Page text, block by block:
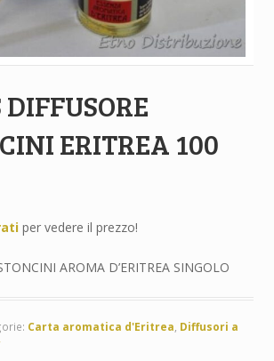
ERITREA 100
per vedere il prezzo!
AROMA D’ERITREA SINGOLO
Carta aromatica d'Eritrea, Diffusori a